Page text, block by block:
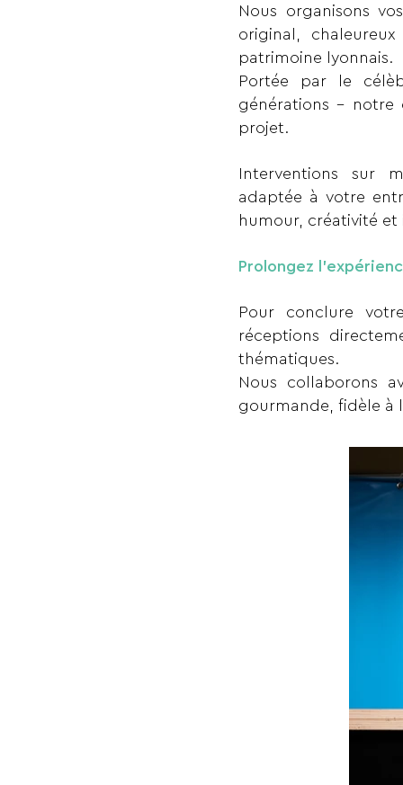
Nous organisons
original,
patrimoine lyonnais.
Portée par le
générations – notre
projet.
Interventions sur
adaptée à votre
humour, créativité
Prolongez
Pour conclure
réceptions
thématiques.
Nous collaborons
gourmande, fidèle à